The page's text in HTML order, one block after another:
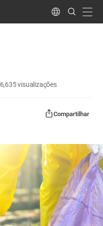
Language
Search
Submit
6,635visualizações
Compartilhar